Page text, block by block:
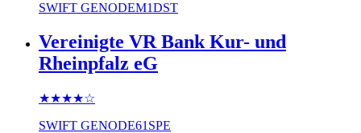
SWIFT GENODEM1DST
Vereinigte VR Bank Kur- und
Rheinpfalz eG
★★★★☆
SWIFT GENODE61SPE